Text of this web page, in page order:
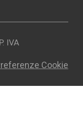
IVA
Cookie